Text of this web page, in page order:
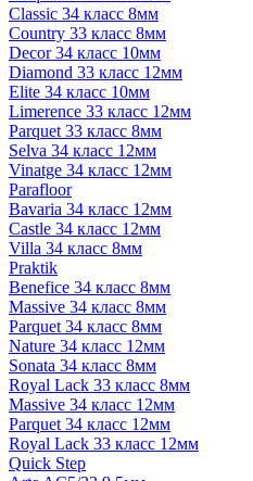
Classic 34 класс 8мм
Country 33 класс 8мм
Decor 34 класс 10мм
Diamond 33 класс 12мм
Elite 34 класс 10мм
Limerence 33 класс 12мм
Parquet 33 класс 8мм
Selva 34 класс 12мм
Vinatge 34 класс 12мм
Parafloor
Bavaria 34 класс 12мм
Castle 34 класс 12мм
Villa 34 класс 8мм
Praktik
Benefice 34 класс 8мм
Massive 34 класс 8мм
Parquet 34 класс 8мм
Nature 34 класс 12мм
Sonata 34 класс 8мм
Royal Lack 33 класс 8мм
Massive 34 класс 12мм
Parquet 34 класс 12мм
Royal Lack 33 класс 12мм
Quick Step